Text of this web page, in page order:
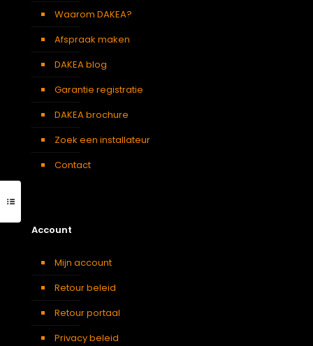
Waarom DAKEA?
Afspraak maken
DAKEA blog
Garantie registratie
DAKEA brochure
Zoek een installateur
Contact
Account
Mijn account
Retour beleid
Retour portaal
Privacy beleid